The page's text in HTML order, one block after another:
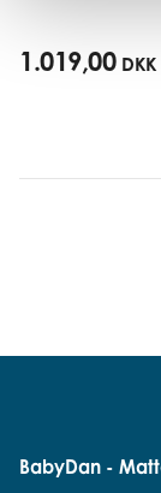
1.019,00 DKK
BabyDan -